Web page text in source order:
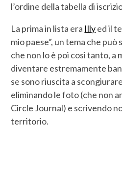
l’ordine della tabella di
La prima in lista era Illyed il
mio paese”, un tema che
che non lo è poi così tanto, a
diventare estremamente
se sono riuscita a
eliminando le foto (che non
Circle Journal) e scrivendo
territorio.